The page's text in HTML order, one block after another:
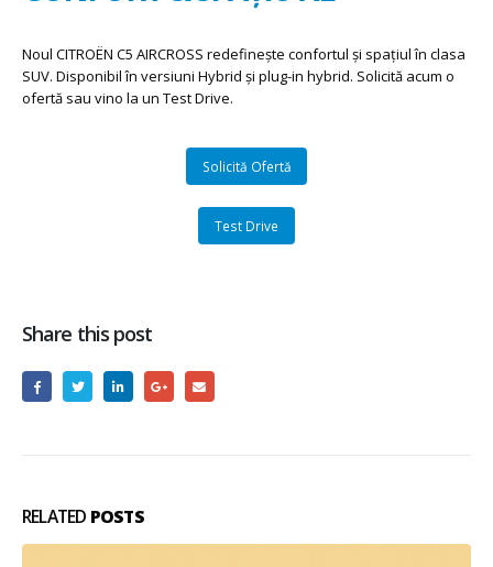
Noul CITROËN C5 AIRCROSS redefinește confortul și spațiul în clasa
SUV. Disponibil în versiuni Hybrid și plug-in hybrid. Solicită acum o
ofertă sau vino la un Test Drive.
Solicită Ofertă
Test Drive
Share this post
RELATED POSTS